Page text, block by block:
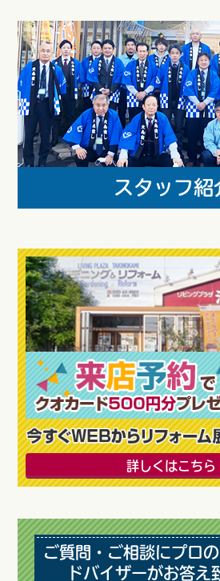
詳しくはこちら
ご質問・ご相談にプロ
ドバイザーがお答え